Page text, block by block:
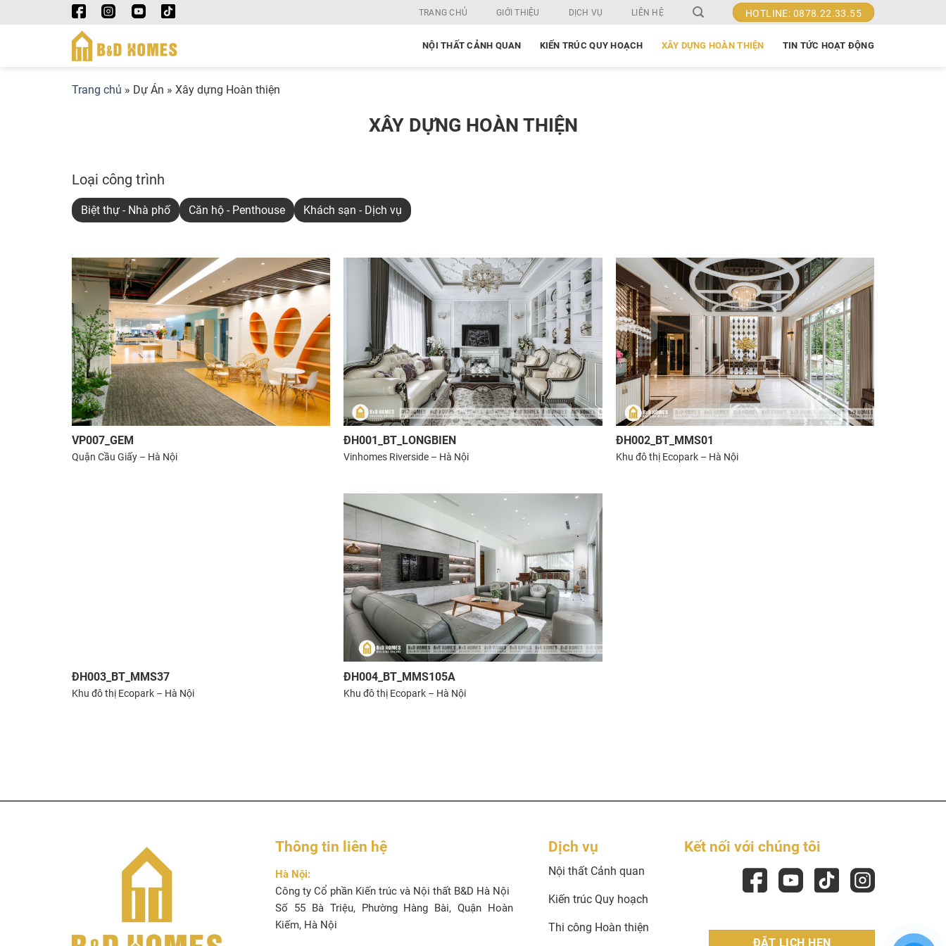
TRANG CHỦ GIỚI THIỆU DỊCH VỤ LIÊN HỆ HOTLINE: 0878.22.33.55
NỘI THẤT CẢNH QUAN KIẾN TRÚC QUY HOẠCH XÂY DỰNG HOÀN THIỆN TIN TỨC HOẠT ĐỘNG
Trang chủ » Dự Án » Xây dựng Hoàn thiện
XÂY DỰNG HOÀN THIỆN
Loại công trình
Biệt thự - Nhà phố Căn hộ - Penthouse Khách sạn - Dịch vụ
VP007_GEM
Quận Cầu Giấy – Hà Nội
ĐH001_BT_LONGBIEN
Vinhomes Riverside – Hà Nội
ĐH002_BT_MMS01
Khu đô thị Ecopark – Hà Nội
ĐH003_BT_MMS37
Khu đô thị Ecopark – Hà Nội
ĐH004_BT_MMS105A
Khu đô thị Ecopark – Hà Nội
Thông tin liên hệ
Hà Nội:
Công ty Cổ phần Kiến trúc và Nội thất B&D Hà Nội
Số 55 Bà Triệu, Phường Hàng Bài, Quận Hoàn
Kiếm, Hà Nội
Dịch vụ
Nội thất Cảnh quan
Kiến trúc Quy hoạch
Thi công Hoàn thiện
Kết nối với chúng tôi
ĐẶT LỊCH HẸN